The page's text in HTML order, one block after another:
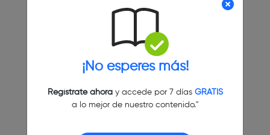
¡No esperes más!
Regístrate ahoray accede por 7 días GRATIS
a lo mejor de nuestro contenido."